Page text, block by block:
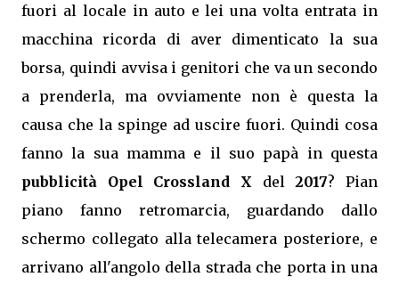
fuori al locale in auto e lei una volta entrata in
macchina ricorda di aver dimenticato la sua
borsa, quindi avvisa i genitori che va un secondo
a prenderla, ma ovviamente non è questa la
causa che la spinge ad uscire fuori. Quindi cosa
fanno la sua mamma e il suo papà in questa
pubblicità Opel Crossland X del2017? Pian
piano fanno retromarcia, guardando dallo
schermo collegato alla telecamera posteriore, e
arrivano all'angolo della strada che porta in una